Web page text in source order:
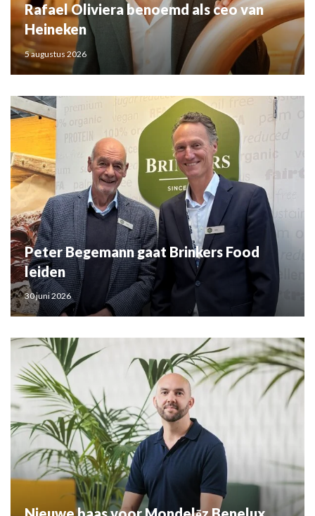
Rafael Oliviera benoemd als ceo van
Heineken
5 augustus 2026
Peter Begemann gaat Brinkers Food
leiden
30 juni 2026